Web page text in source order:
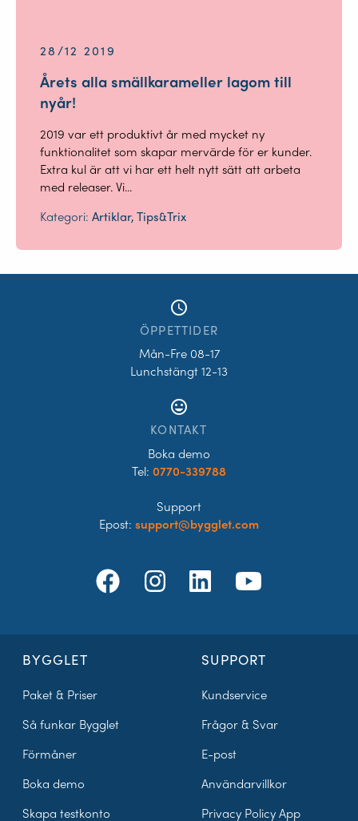
28/12 2019
Årets alla smällkarameller lagom till
nyår!
2019 var ett produktivt år med mycket ny
funktionalitet som skapar mervärde för er kunder.
Extra kul är att vi har ett helt nytt sätt att arbeta
med releaser. Vi...
Kategori:Artiklar, Tips&Trix
BYGGLET
Paket & Priser
Så funkar Bygglet
Förmåner
Boka demo
Skapa testkonto
SUPPORT
Kundservice
Frågor & Svar
E-post
Användarvillkor
Privacy Policy App
access_time
ÖPPETTIDER
Mån-Fre 08-17
Lunchstängt 12-13
tag_faces
KONTAKT
Boka demo
Tel: 0770-339788
Support
Epost: support@bygglet.com